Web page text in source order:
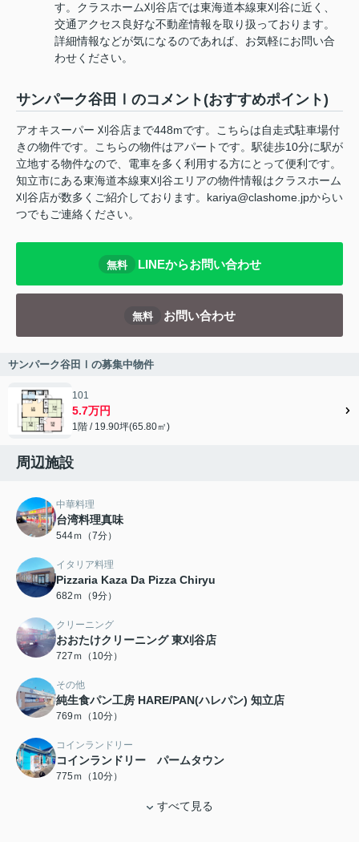
す。クラスホーム刈谷店では東海道本線東刈谷に近く、
交通アクセス良好な不動産情報を取り扱っております。
詳細情報などが気になるのであれば、お気軽にお問い合
わせください。
サンパーク谷田Ⅰのコメント(おすすめポイント)
アオキスーパー 刈谷店まで448mです。こちらは自走式駐車場付
きの物件です。こちらの物件はアパートです。駅徒歩10分に駅が
立地する物件なので、電車を多く利用する方にとって便利です。
知立市にある東海道本線東刈谷エリアの物件情報はクラスホーム
刈谷店が数多くご紹介しております。kariya@clashome.jpからい
つでもご連絡ください。
無料 LINEからお問い合わせ
無料 お問い合わせ
サンパーク谷田Ⅰの募集中物件
101
5.7万円
1階 / 19.90坪(65.80㎡)
周辺施設
中華料理
台湾料理真味
544ｍ（7分）
イタリア料理
Pizzaria Kaza Da Pizza Chiryu
682ｍ（9分）
クリーニング
おおたけクリーニング 東刈谷店
727ｍ（10分）
その他
純生食パン工房 HARE/PAN(ハレパン) 知立店
769ｍ（10分）
コインランドリー
コインランドリー パームタウン
775ｍ（10分）
すべて見る